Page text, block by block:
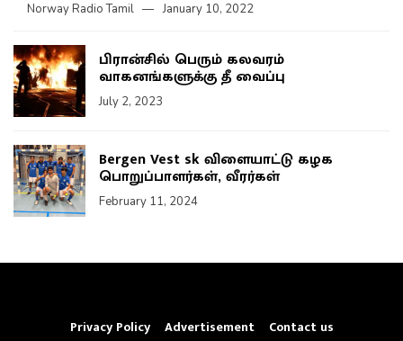
Norway Radio Tamil January 10, 2022
பிரான்சில் பெரும் கலவரம்
வாகனங்களுக்கு தீ வைப்பு
July 2, 2023
Bergen Vest sk விளையாட்டு கழக
பொறுப்பாளர்கள், வீரர்கள்
February 11, 2024
Privacy Policy Advertisement Contact us